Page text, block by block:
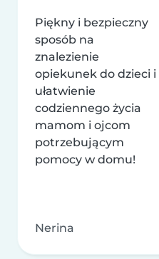
Piękny i bezpieczny
sposób na
znalezienie
opiekunek do dzieci i
ułatwienie
codziennego życia
mamom i ojcom
potrzebującym
pomocy w domu!
Nerina